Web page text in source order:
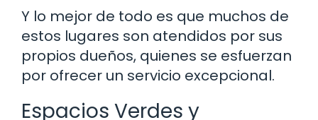
Y lo mejor de todo es que muchos de
estos lugares son atendidos por sus
propios dueños, quienes se esfuerzan
por ofrecer un servicio excepcional.
Espacios Verdes y